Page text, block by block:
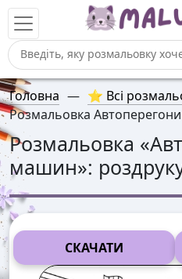
Головна — ⭐ Всі
Розмальовка
Розмальовка «
машин»:
СКАЧАТИ